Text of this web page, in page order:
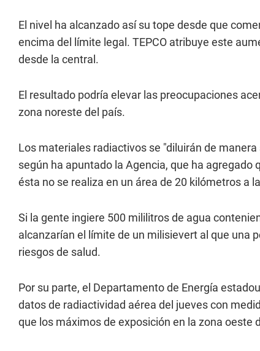
El nivel ha alcanzado así su tope desde que
encima del límite legal. TEPCO atribuye este
desde la central.
El resultado podría elevar las preocupaciones
zona noreste del país.
Los materiales radiactivos se "diluirán de
según ha apuntado la Agencia, que ha
ésta no se realiza en un área de 20 kilómetros a
Si la gente ingiere 500 mililitros de agua
alcanzarían el límite de un milisievert al que una
riesgos de salud.
Por su parte, el Departamento de Energía
datos de radiactividad aérea del jueves con
que los máximos de exposición en la zona oeste